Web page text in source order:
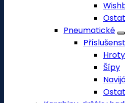
Pneumatické
Hroty
Šípy